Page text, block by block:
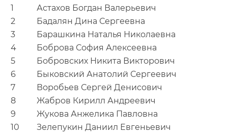
1
Астахов Богдан Валерьевич
2
Бадалян Дина Сергеевна
3
Барашкина Наталья Николаевна
4
Боброва София Алексеевна
5
Бобровских Никита Викторович
6
Быковский Анатолий Сергеевич
7
Воробьев Сергей Денисович
8
Жабров Кирилл Андреевич
9
Жукова Анжелика Павловна
10
Зелепукин Даниил Евгеньевич